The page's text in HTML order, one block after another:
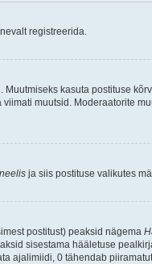
registreerida.
kasuta postituse
muutsid. Moderaatorite
ja siis postituse valikutes
postitust) peaksid nägema
sisestama hääletuse
ajalimiidi, 0 tähendab